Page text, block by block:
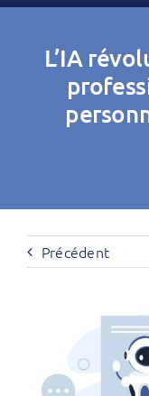
Publiez
Contact
L’IA
Précédent